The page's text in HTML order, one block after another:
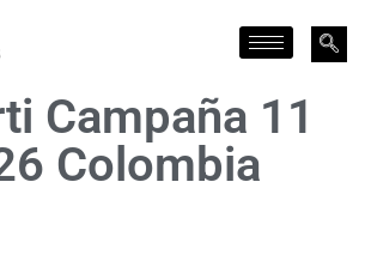
Campaña 11
Colombia